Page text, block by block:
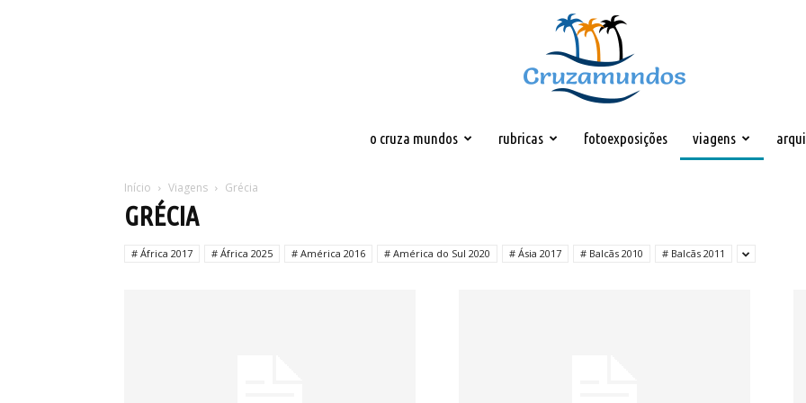
o cruza mundos rubricas fotoexposições viagens
Início Viagens Grécia
GRÉCIA
# África 2017 # África 2025 # América 2016 # América do Sul 2020 # Ásia 2017 # Balcãs 2010 # Balcãs 2011